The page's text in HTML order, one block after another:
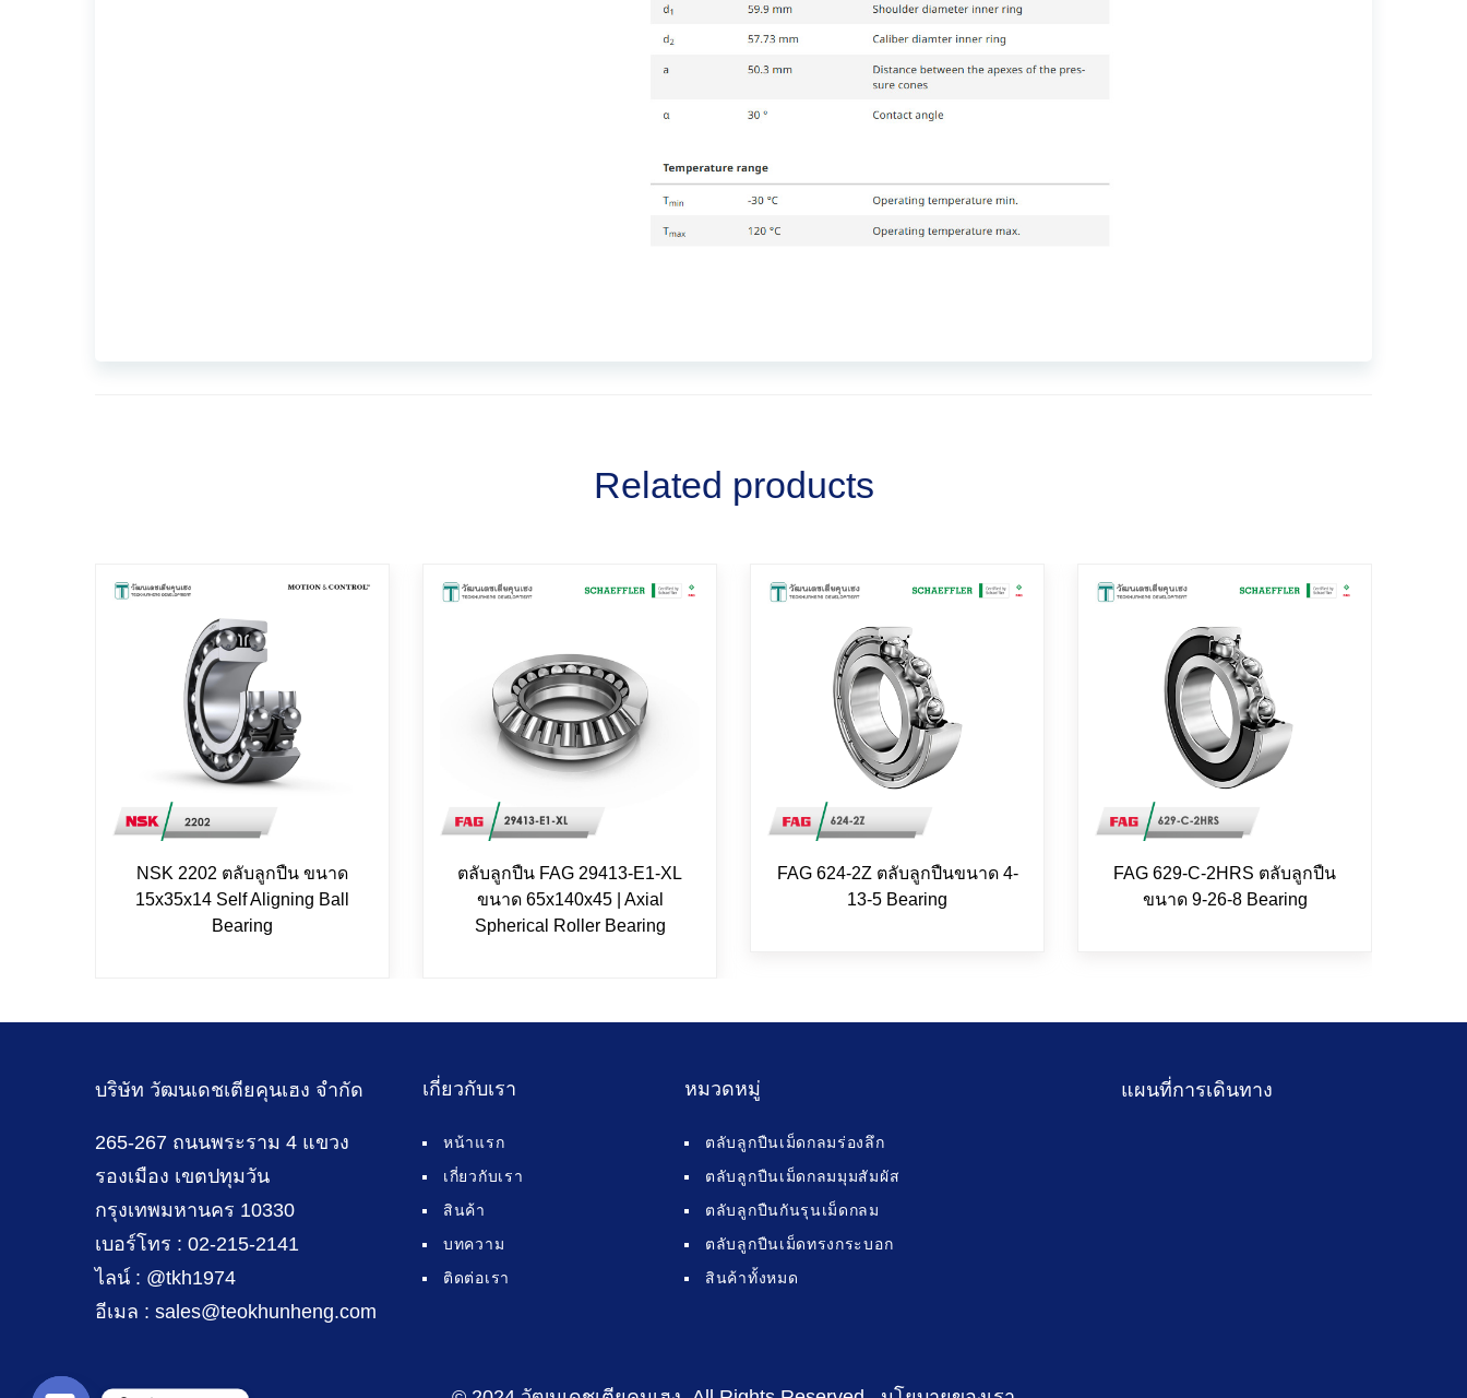
Related products
NSK 2202 ตลับลูกปืน ขนาด
15x35x14 Self Aligning Ball
Bearing
ตลับลูกปืน FAG 29413-E1-XL
ขนาด 65x140x45 | Axial
Spherical Roller Bearing
FAG 624-2Z ตลับลูกปืนขนาด 4-
13-5 Bearing
FAG 629-C-2HRS ตลับลูกปืน
ขนาด 9-26-8 Bearing
บริษัท วัฒนเดชเตียคุนเฮง จำกัด
265-267 ถนนพระราม 4 แขวง
รองเมือง เขตปทุมวัน
กรุงเทพมหานคร 10330
เบอร์โทร : 02-215-2141
ไลน์ : @tkh1974
อีเมล : sales@teokhunheng.com
เกี่ยวกับเรา
หน้าแรก
เกี่ยวกับเรา
สินค้า
บทความ
ติดต่อเรา
หมวดหมู่
ตลับลูกปืนเม็ดกลมร่องลึก
ตลับลูกปืนเม็ดกลมมุมสัมผัส
ตลับลูกปืนกันรุนเม็ดกลม
ตลับลูกปืนเม็ดทรงกระบอก
สินค้าทั้งหมด
แผนที่การเดินทาง